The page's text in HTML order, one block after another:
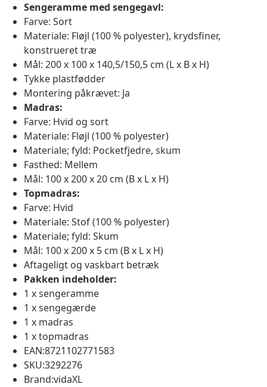
Sengeramme med sengegavl:
Farve: Sort
Materiale: Fløjl (100 % polyester), krydsfiner,
konstrueret træ
Mål: 200 x 100 x 140,5/150,5 cm (L x B x H)
Tykke plastfødder
Montering påkrævet: Ja
Madras:
Farve: Hvid og sort
Materiale: Fløjl (100 % polyester)
Materiale; fyld: Pocketfjedre, skum
Fasthed: Mellem
Mål: 100 x 200 x 20 cm (B x L x H)
Topmadras:
Farve: Hvid
Materiale: Stof (100 % polyester)
Materiale; fyld: Skum
Mål: 100 x 200 x 5 cm (B x L x H)
Aftageligt og vaskbart betræk
Pakken indeholder:
1 x sengeramme
1 x sengegærde
1 x madras
1 x topmadras
EAN:8721102771583
SKU:3292276
Brand:vidaXL